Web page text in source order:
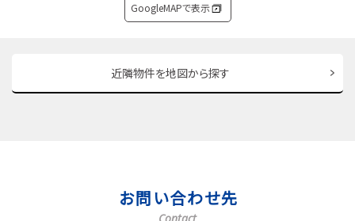
GoogleMAPで表示
近隣物件を地図から探す
お問い合わせ先